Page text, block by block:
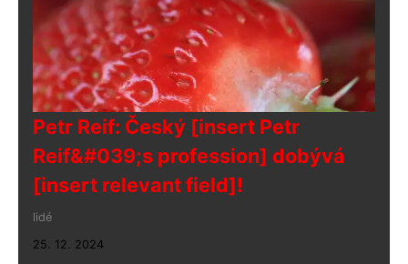
Petr Reif: Český [insert Petr
Reif&#039;s profession] dobývá
[insert relevant field]!
lidé
25. 12. 2024